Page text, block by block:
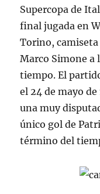
Supercopa de
final jugada en
Torino,
Marco Simone
tiempo. El
el 24 de mayo
una muy
único gol de
término del